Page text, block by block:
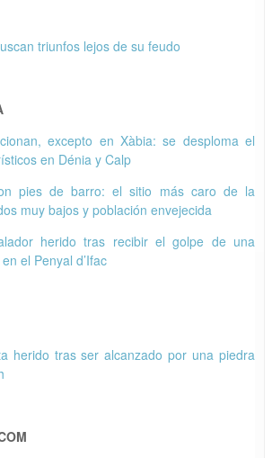
triunfos lejos de su feudo
excepto en Xàbia: se desploma el
en Dénia y Calp
pies de barro: el sitio más caro de la
muy bajos y población envejecida
herido tras recibir el golpe de una
el Penyal d’Ifac
herido tras ser alcanzado por una piedra